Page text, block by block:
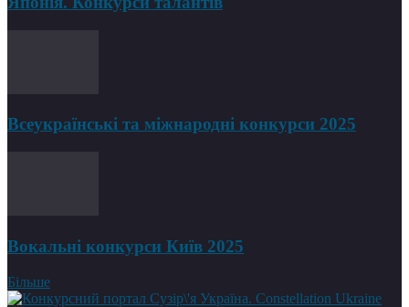
Всеукраїнські та міжнародні конкурси 2025
Вокальні конкурси Київ 2025
Більше